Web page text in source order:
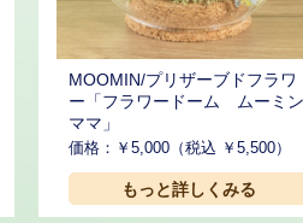
MOOMIN/プリザーブドフラワ
ー「フラワードーム ムーミン
ママ」
価格：￥5,000（税込 ￥5,500）
もっと詳しくみる